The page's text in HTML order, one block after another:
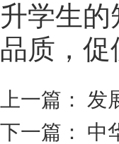
升学生
品质，
上一篇： 发
下一篇： 中